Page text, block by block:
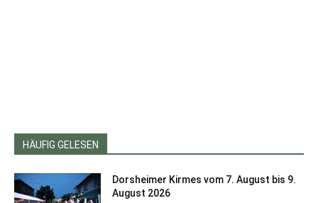
HÄUFIG GELESEN
Dorsheimer Kirmes vom 7. August bis 9.
August 2026